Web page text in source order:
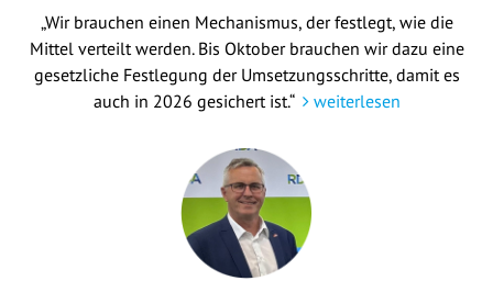
„Wir brauchen einen Mechanismus, der festlegt, wie die
Mittel verteilt werden. Bis Oktober brauchen wir dazu eine
gesetzliche Festlegung der Umsetzungsschritte, damit es
auch in 2026 gesichert ist.“
weiterlesen